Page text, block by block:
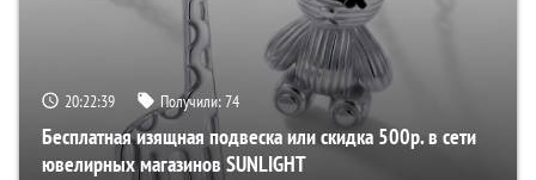
20:22:38 Получили:74
Бесплатная изящная подвеска или скидка 500р. в сети
ювелирных магазинов SUNLIGHT